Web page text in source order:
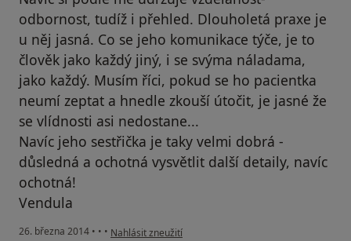
odbornost, tudíž i přehled. Dlouholetá praxe je
u něj jasná. Co se jeho komunikace týče, je to
člověk jako každý jiný, i se svýma náladama,
jako každý. Musím říci, pokud se ho pacientka
neumí zeptat a hnedle zkouší útočit, je jasné že
se vlídnosti asi nedostane...
Navíc jeho sestřička je taky velmi dobrá -
důsledná a ochotná vysvětlit další detaily, navíc
ochotná!
Vendula
26. března 2014 • • • podle názoru uživatele Váš účet byl odstraněn
Nahlásit zneužití